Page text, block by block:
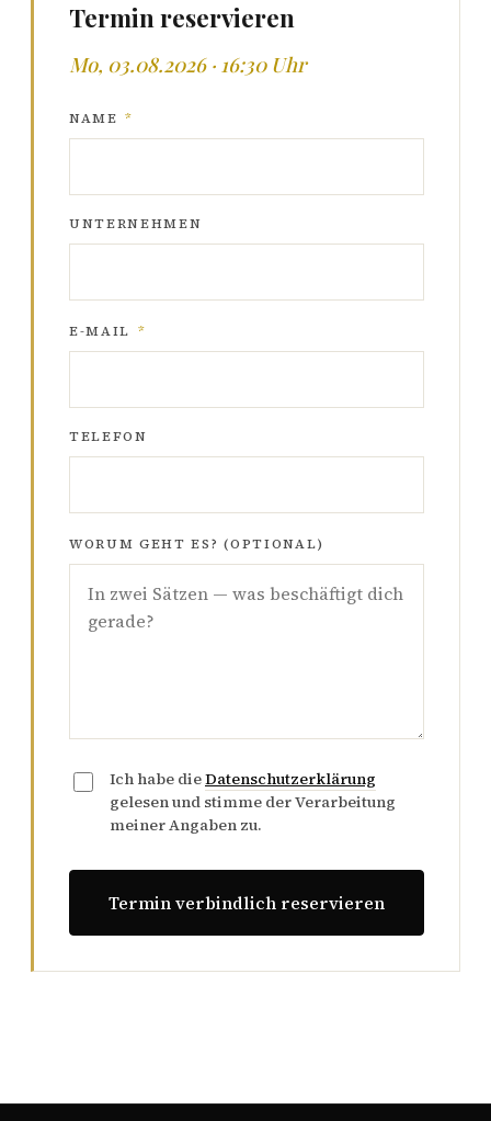
Termin reservieren
Mo, 03.08.2026 · 16:30 Uhr
NAME *
UNTERNEHMEN
E-MAIL *
TELEFON
WORUM GEHT ES? (OPTIONAL)
Ich habe dieDatenschutzerklärung
gelesen und stimme der Verarbeitung
meiner Angaben zu.
Termin verbindlich reservieren